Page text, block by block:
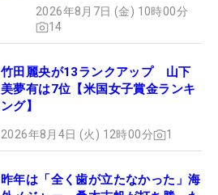
2026年8月7日 (金) 10時00分
14
竹田麗央が13ランクアップ 山下
美夢有は7位【米国女子賞金ランキ
ング】
2026年8月4日 (火) 12時00分 1
昨年は「全く歯が立たなかった」海